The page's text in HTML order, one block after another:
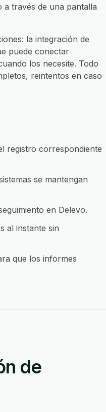
través de una pantalla
la integración de
puede conectar
los necesite. Todo
reintentos en caso
registro correspondiente
se mantengan
en Delevo.
al instante sin
que los informes
de